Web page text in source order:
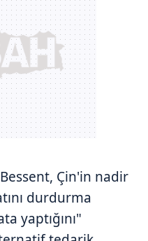
Çin'in nadir
durdurma
yaptığını"